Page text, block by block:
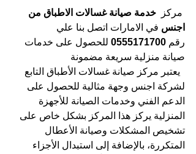
مركز
خدمة صيانة غسالات الاطباق من
اجنس في الامارات اتصل بنا علي
رقم 0555171700 للحصول على خدمات
صيانة منزلية سريعة مضمونة
يعتبر مركز صيانة غسالات الأطباق التابع
لشركة اجنس وجهة مثالية للحصول على
الدعم الفني وخدمات الصيانة للأجهزة
المنزلية يركز هذا المركز بشكل خاص على
تشخيص المشكلات وصيانة الأعطال
المتكررة، بالإضافة إلى استبدال الأجزاء